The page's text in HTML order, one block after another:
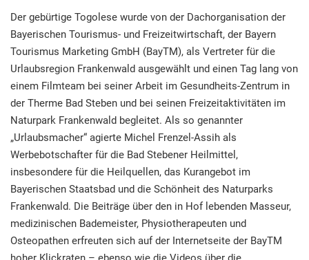
Der gebürtige Togolese wurde von der Dachorganisation der
Bayerischen Tourismus- und Freizeitwirtschaft, der Bayern
Tourismus Marketing GmbH (BayTM), als Vertreter für die
Urlaubsregion Frankenwald ausgewählt und einen Tag lang von
einem Filmteam bei seiner Arbeit im Gesundheits-Zentrum in
der Therme Bad Steben und bei seinen Freizeitaktivitäten im
Naturpark Frankenwald begleitet. Als so genannter
„Urlaubsmacher“ agierte Michel Frenzel-Assih als
Werbebotschafter für die Bad Stebener Heilmittel,
insbesondere für die Heilquellen, das Kurangebot im
Bayerischen Staatsbad und die Schönheit des Naturparks
Frankenwald. Die Beiträge über den in Hof lebenden Masseur,
medizinischen Bademeister, Physiotherapeuten und
Osteopathen erfreuten sich auf der Internetseite der BayTM